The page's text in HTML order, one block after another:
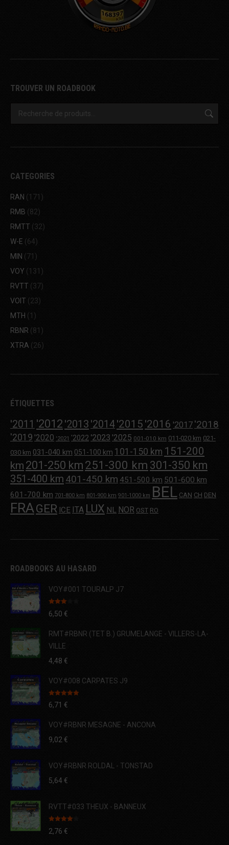
TROUVER UN ROADBOOK
CATEGORIES
RAN (171)
RMB (82)
RMTT (32)
W-E (64)
MIN (71)
VOY (131)
RVTT (37)
VOIT (23)
MTH (1)
RBNR (81)
XTRA (26)
ÉTIQUETTES
'2011 '2012 '2013 '2014'2015 '2016 '2017 '2018
'2019 '2020 '2021 '2022 '2023 '2025 001-010 km 011-020 km 021-
030 km 031-040 km 051-100 km 101-150 km 151-200
km 201-250 km 251-300 km 301-350 km
351-400 km 401-450 km 451-500 km 501-600 km
601-700 km 701-800 km 801-900 km 901-1000 km BEL CAN CH DEN
FRAGER ICE ITA LUX NL NOR OST RO
ROADBOOKS AU HASARD
VOY#001 TOURALP J7
Note
3.00
6,50 €
RMT#RBNR (TET B.) GRUMELANGE - VILLERS-LA-
VILLE
4,48 €
VOY#008 CARPATES J9
Note 5.00
sur 5
6,71 €
VOY#RBNR MESAGNE - ANCONA
9,02€
VOY#RBNR ROLDAL - TONSTAD
5,64€
RVTT#033 THEUX - BANNEUX
Note 4.00
sur 5
2,76 €